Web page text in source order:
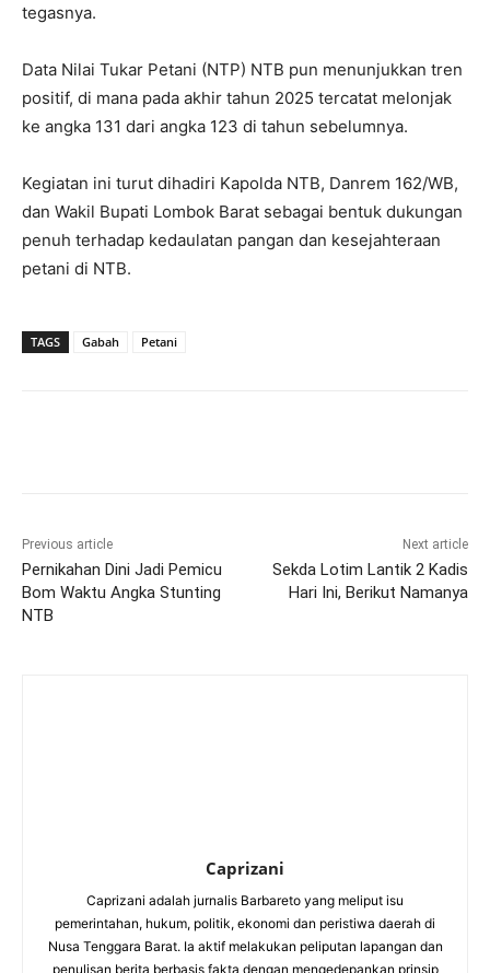
tegasnya.
​Data Nilai Tukar Petani (NTP) NTB pun menunjukkan tren
positif, di mana pada akhir tahun 2025 tercatat melonjak
ke angka 131 dari angka 123 di tahun sebelumnya.
​Kegiatan ini turut dihadiri Kapolda NTB, Danrem 162/WB,
dan Wakil Bupati Lombok Barat sebagai bentuk dukungan
penuh terhadap kedaulatan pangan dan kesejahteraan
petani di NTB.
TAGS Gabah Petani
Previous article
Pernikahan Dini Jadi Pemicu
Bom Waktu Angka Stunting
NTB
Next article
Sekda Lotim Lantik 2 Kadis
Hari Ini, Berikut Namanya
Caprizani
Caprizani adalah jurnalis Barbareto yang meliput isu
pemerintahan, hukum, politik, ekonomi dan peristiwa daerah di
Nusa Tenggara Barat. Ia aktif melakukan peliputan lapangan dan
penulisan berita berbasis fakta dengan mengedepankan prinsip